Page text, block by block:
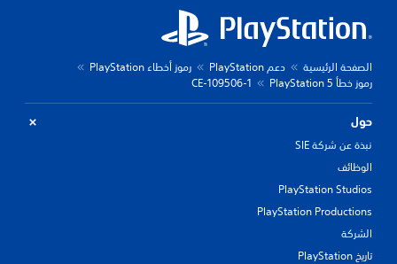
الصفحة الرئيسية دعم PlayStation
رموز أخطاء PlayStation
رموز خطأ PlayStation 5
CE-109506-1
حول
نبذة عن شركة SIE
الوظائف
PlayStation Studios
PlayStation Productions
الشركة
تاريخ PlayStation